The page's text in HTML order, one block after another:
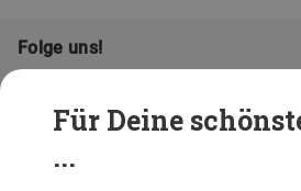
Für Deine
...
Folge uns!